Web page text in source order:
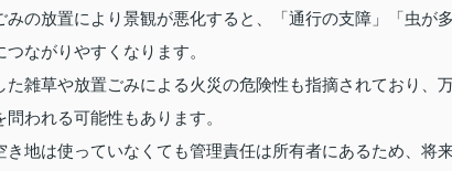
みの放置により景観が悪化すると、「通行の支障」「虫が
ながりやすくなります。
た雑草や放置ごみによる火災の危険性も指摘されており、
われる可能性もあります。
き地は使っていなくても管理責任は所有者にあるため、将